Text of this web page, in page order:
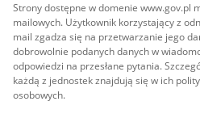
Strony dostępne w domenie www.gov.pl
mailowych. Użytkownik korzystający z
mail zgadza się na przetwarzanie jego
dobrowolnie podanych danych w
odpowiedzi na przesłane pytania.
każdą z jednostek znajdują się w ich
osobowych.